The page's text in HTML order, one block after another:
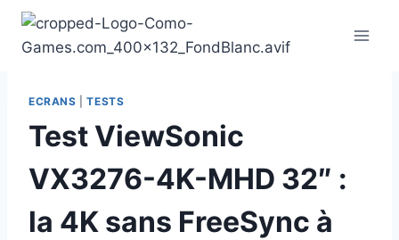
Aller
contenu
ECRANS |TESTS
Test ViewSonic
VX3276-4K-MHD 32″ :
la 4K sans FreeSync à